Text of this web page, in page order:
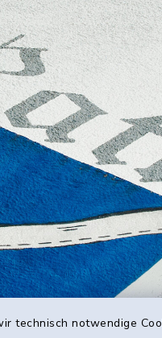
technisch notwendige